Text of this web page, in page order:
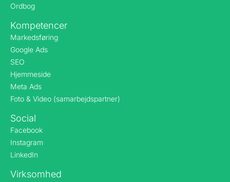
Ordbog
Kompetencer
Markedsføring
Google Ads
SEO
Hjemmeside
Meta Ads
Foto & Video (samarbejdspartner)
Social
Facebook
Instagram
LinkedIn
Virksomhed